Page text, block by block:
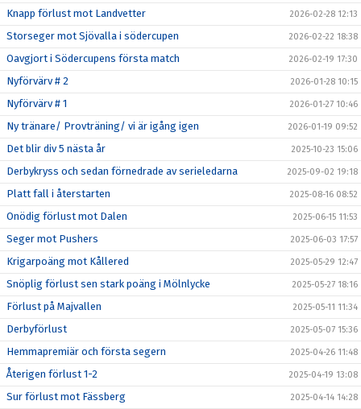
Knapp förlust mot Landvetter 2026-02-28 12:13
Storseger mot Sjövalla i södercupen 2026-02-22 18:38
Oavgjort i Södercupens första match 2026-02-19 17:30
Nyförvärv # 2 2026-01-28 10:15
Nyförvärv # 1 2026-01-27 10:46
Ny tränare/ Provträning/ vi är igång igen 2026-01-19 09:52
Det blir div 5 nästa år 2025-10-23 15:06
Derbykryss och sedan förnedrade av serieledarna 2025-09-02 19:18
Platt fall i återstarten 2025-08-16 08:52
Onödig förlust mot Dalen 2025-06-15 11:53
Seger mot Pushers 2025-06-03 17:57
Krigarpoäng mot Kållered 2025-05-29 12:47
Snöplig förlust sen stark poäng i Mölnlycke 2025-05-27 18:16
Förlust på Majvallen 2025-05-11 11:34
Derbyförlust 2025-05-07 15:36
Hemmapremiär och första segern 2025-04-26 11:48
Återigen förlust 1-2 2025-04-19 13:08
Sur förlust mot Fässberg 2025-04-14 14:28